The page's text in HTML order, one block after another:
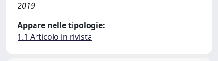
2019
Appare nelle tipologie:
1.1 Articolo in rivista